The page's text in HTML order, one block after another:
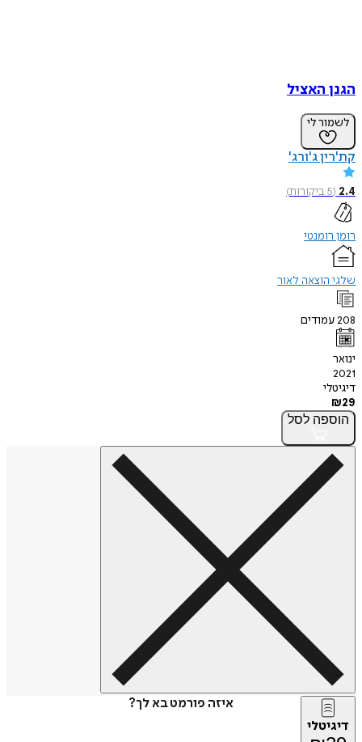
הגנן האציל
לשמור לי
קת'רין ג'ורג'
2.4
(
5ביקורות)
רומן רומנטי
שלגי הוצאה לאור
208עמודים
ינואר
2021
דיגיטלי
₪29
הוספה לסל
איזה פורמט בא לך?
דיגיטלי